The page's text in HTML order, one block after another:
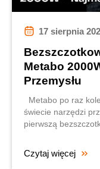
17 sierpnia
Metabo
Przemysłu
Metabo po raz
świecie narzędzi
pierwszą
Czytaj więcej